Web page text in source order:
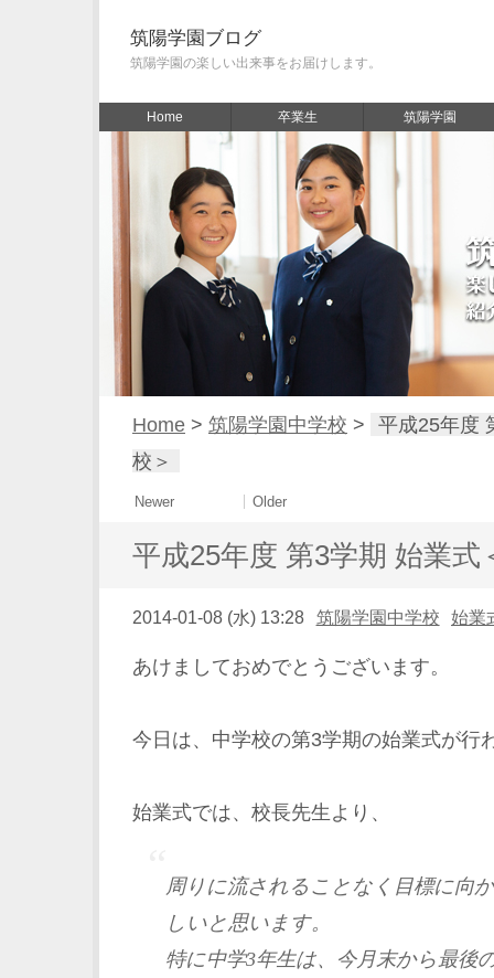
筑陽学園ブログ
筑陽学園の楽しい出来事をお届けします。
Home 卒業生 筑陽学園
Home > 筑陽学園中学校 >
平成25年度
校＞
Newer Older
平成25年度 第3学期 始業式
2014-01-08 (水) 13:28 筑陽学園中学校 始業
あけましておめでとうございます。
今日は、中学校の第3学期の始業式が行
始業式では、校長先生より、
周りに流されることなく目標に向
しいと思います。
特に中学3年生は、今月末から最後